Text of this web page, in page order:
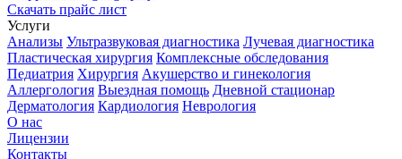
Скачать прайс лист
Услуги
Анализы Ультразвуковая диагностика Лучевая диагностика
Пластическая хирургия Комплексные обследования
Педиатрия Хирургия Акушерство и гинекология
Аллергология Выездная помощь Дневной стационар
Дерматология Кардиология Неврология
О нас
Лицензии
Контакты